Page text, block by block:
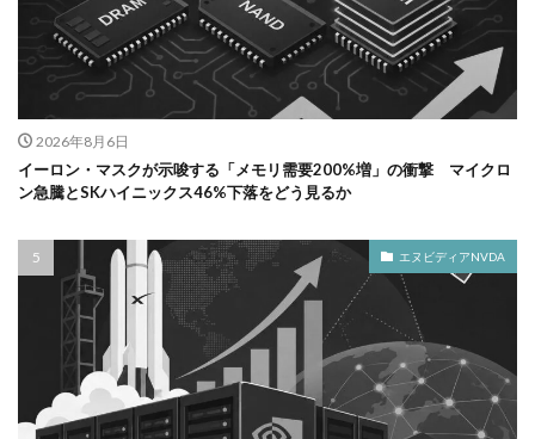
2026年8月6日
イーロン・マスクが示唆する「メモリ需要200%増」の衝撃 マイクロ
ン急騰とSKハイニックス46%下落をどう見るか
エヌビディアNVDA